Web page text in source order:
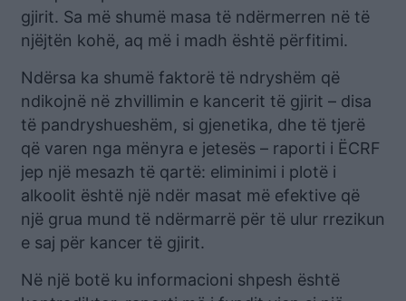
gjirit. Sa më shumë masa të ndërmerren në të
njëjtën kohë, aq më i madh është përfitimi.
Ndërsa ka shumë faktorë të ndryshëm që
ndikojnë në zhvillimin e kancerit të gjirit – disa
të pandryshueshëm, si gjenetika, dhe të tjerë
që varen nga mënyra e jetesës – raporti i ËCRF
jep një mesazh të qartë: eliminimi i plotë i
alkoolit është një ndër masat më efektive që
një grua mund të ndërmarrë për të ulur rrezikun
e saj për kancer të gjirit.
Në një botë ku informacioni shpesh është